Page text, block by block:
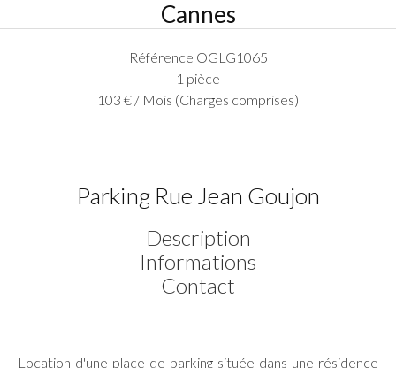
Cannes
Référence OGLG1065
1 pièce
103 € / Mois (Charges comprises)
Parking Rue Jean Goujon
Description
Informations
Contact
Location d'une place de parking située dans une résidence